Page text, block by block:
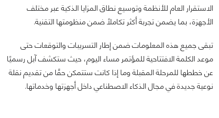
الاستقرار العام للأنظمة وتوسيع نطاق المزايا الذكية عبر مختلف
الأجهزة، بما يضمن تجربة أكثر تكاملًا ضمن منظومتها التقنية.
تبقى جميع هذه المعلومات ضمن إطار التسريبات والتوقعات حتى
موعد الكلمة الافتتاحية للمؤتمر مساء اليوم، حيث ستكشف آبل رسميًا
عن خططها للمرحلة المقبلة وما إذا كانت ستتمكن حقًا من تقديم نقلة
نوعية جديدة في مجال الذكاء الاصطناعي داخل أجهزتها وخدماتها.